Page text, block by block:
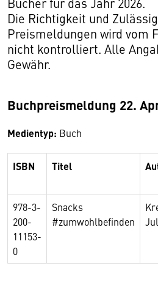
Die Richtigkeit und
Preismeldungen wird vom
nicht kontrolliert. Alle
Gewähr.
Buchpreismeldung 22.
Medientyp: Buch
ISBN Titel
978-3-
200-
11153-
0
Snacks
#zumwohlbefinden